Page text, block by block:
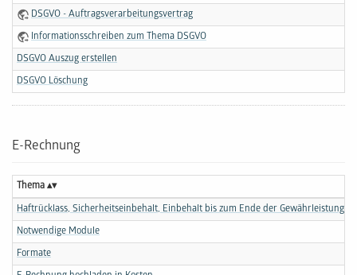
DSGVO - Auftragsverarbeitungsvertrag
Informationsschreiben zum Thema DSGVO
DSGVO Auszug erstellen
DSGVO Löschung
E-Rechnung
Thema
Haftrücklass, Sicherheitseinbehalt, Einbehalt bis zum Ende der
Notwendige Module
Formate